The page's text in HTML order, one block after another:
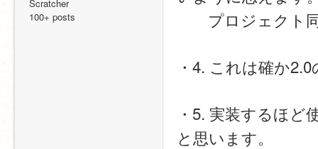
Scratcher
100+ posts
プロジェクト同
・4. これは確か
・5. 実装するほ
と思います。